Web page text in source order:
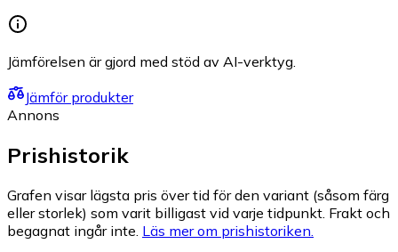
Jämförelsen är gjord med stöd av AI-verktyg.
Jämför produkter
Annons
Prishistorik
Grafen visar lägsta pris över tid för den variant (såsom färg
eller storlek) som varit billigast vid varje tidpunkt. Frakt och
begagnat ingår inte. Läs mer om prishistoriken.